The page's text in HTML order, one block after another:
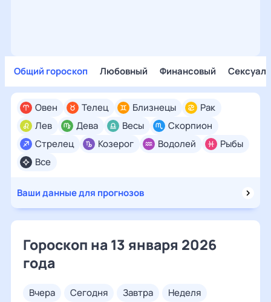
Общий гороскоп Любовный Финансовый
Все
Овен Телец Близнецы
Рак
Лев
Дева Весы
Скорпион
Стрелец
Козерог Водолей Рыбы
Ваши данные для прогнозов
Гороскоп на 13 января 2026
года
вчера сегодня завтра
неделя